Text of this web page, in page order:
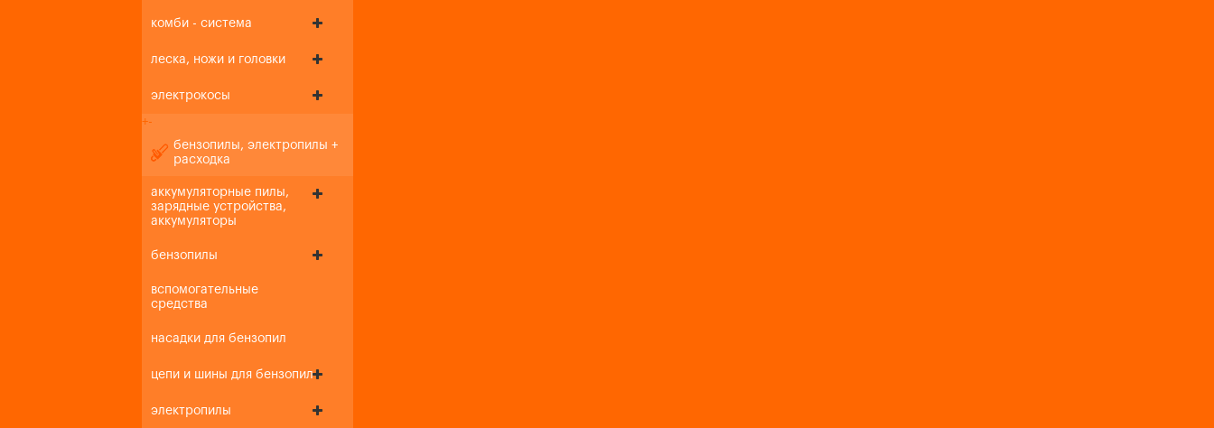
комби - система
леска, ножи и головки
электрокосы
+-
бензопилы, электропилы +
расходка
аккумуляторные пилы,
зарядные устройства,
аккумуляторы
бензопилы
вспомогательные
средства
насадки для бензопил
цепи и шины для бензопил
электропилы